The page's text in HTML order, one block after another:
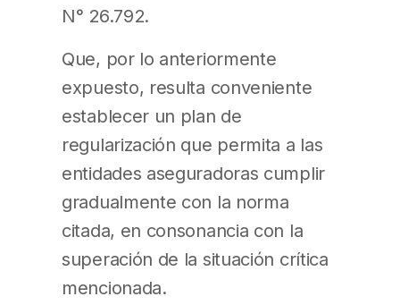
N° 26.792.
Que, por lo anteriormente
expuesto, resulta conveniente
establecer un plan de
regularización que permita a las
entidades aseguradoras cumplir
gradualmente con la norma
citada, en consonancia con la
superación de la situación crítica
mencionada.